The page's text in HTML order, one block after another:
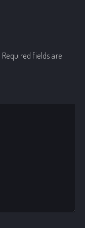
Required fields are